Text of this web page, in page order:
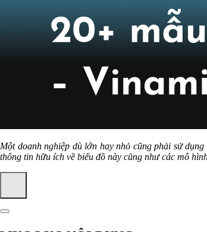
Một doanh nghiệp dù lớn hay nhỏ cũng phải sử dụng
thông tin hữu ích về biểu đồ này cũng như các mô